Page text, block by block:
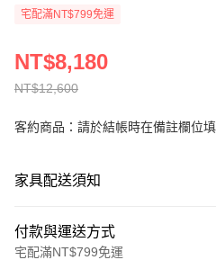
宅配滿NT$799免運
NT$12,600
NT$8,180
客約商品：請於結帳時在備註欄位
家具配送須知
付款與運送方式
宅配滿NT$799免運